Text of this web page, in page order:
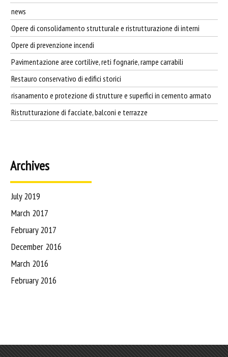
news
Opere di consolidamento strutturale e ristrutturazione di interni
Opere di prevenzione incendi
Pavimentazione aree cortilive, reti fognarie, rampe carrabili
Restauro conservativo di edifici storici
risanamento e protezione di strutture e superfici in cemento armato
Ristrutturazione di facciate, balconi e terrazze
Archives
July 2019
March 2017
February 2017
December 2016
March 2016
February 2016